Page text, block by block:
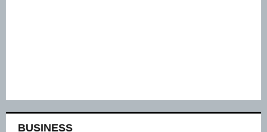
BUSINESS